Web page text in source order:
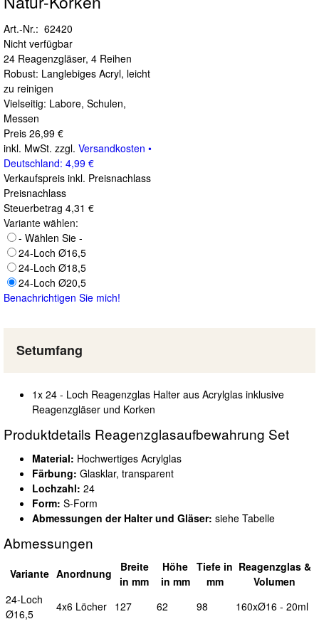
Art.-Nr.: 62420
Nicht verfügbar
24 Reagenzgläser, 4 Reihen
Robust: Langlebiges Acryl, leicht
zu reinigen
Vielseitig: Labore, Schulen,
Messen
Preis 26,99 €
inkl. MwSt. zzgl. Versandkosten •
Deutschland: 4,99 €
Verkaufspreis inkl. Preisnachlass
Preisnachlass
Steuerbetrag 4,31 €
Variante wählen:
- Wählen Sie -
24-Loch Ø16,5
24-Loch Ø18,5
24-Loch Ø20,5
Benachrichtigen Sie mich!
Setumfang
1x 24 - Loch Reagenzglas Halter aus Acrylglas inklusive
Reagenzgläser und Korken
Produktdetails Reagenzglasaufbewahrung Set
Material: Hochwertiges Acrylglas
Färbung: Glasklar, transparent
Lochzahl: 24
Form: S-Form
Abmessungen der Halter und Gläser: siehe Tabelle
Abmessungen
Variante Anordnung Breite
in mm
Höhe
in mm
Tiefe in
mm
Reagenzglas &
Volumen
24-Loch
Ø16,5
4x6 Löcher 127 62 98
160xØ16 - 20ml